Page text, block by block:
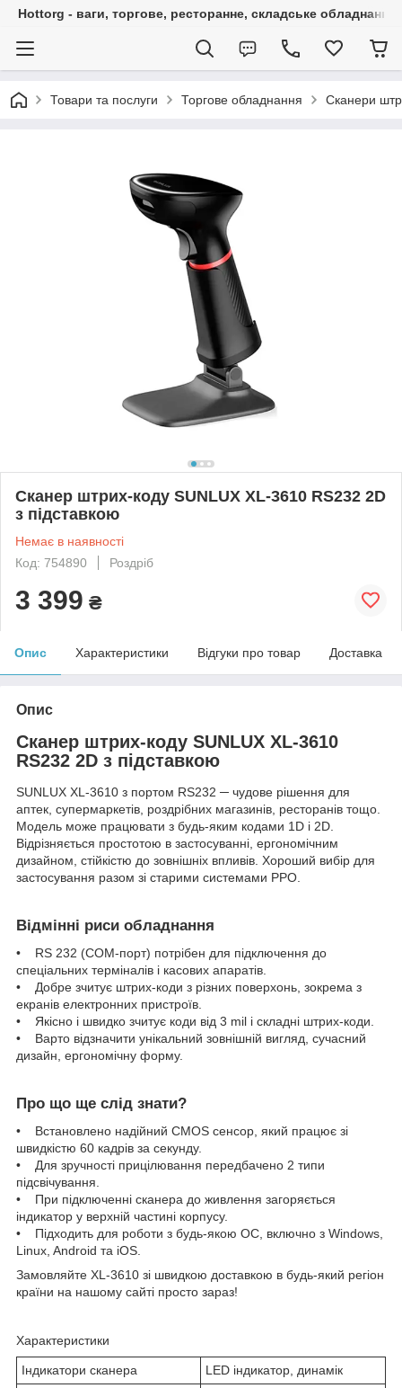
Hottorg - ваги, торгове, ресторанне, складське обладнання
Товари та послуги Торгове обладнання Сканери
Сканер штрих-коду SUNLUX XL-3610 RS232 2D
з підставкою
Немає в наявності
Код: 754890
Роздріб
3 399 ₴
Опис Характеристики Відгуки про товар Доставка
Опис
Сканер штрих-коду SUNLUX XL-3610
RS232 2D з підставкою
SUNLUX XL-3610 з портом RS232 ─ чудове рішення для
аптек, супермаркетів, роздрібних магазинів, ресторанів тощо.
Модель може працювати з будь-яким кодами 1D і 2D.
Відрізняється простотою в застосуванні, ергономічним
дизайном, стійкістю до зовнішніх впливів. Хороший вибір для
застосування разом зі старими системами РРО.
Відмінні риси обладнання
• RS 232 (COM-порт) потрібен для підключення до
спеціальних терміналів і касових апаратів.
• Добре зчитує штрих-коди з різних поверхонь, зокрема з
екранів електронних пристроїв.
• Якісно і швидко зчитує коди від 3 mil і складні штрих-коди.
• Варто відзначити унікальний зовнішній вигляд, сучасний
дизайн, ергономічну форму.
Про що ще слід знати?
• Встановлено надійний CMOS сенсор, який працює зі
швидкістю 60 кадрів за секунду.
• Для зручності прицілювання передбачено 2 типи
підсвічування.
• При підключенні сканера до живлення загоряється
індикатор у верхній частині корпусу.
• Підходить для роботи з будь-якою ОС, включно з Windows,
Linux, Android та iOS.
Замовляйте XL-3610 зі швидкою доставкою в будь-який регіон
країни на нашому сайті просто зараз!
Характеристики
Індикатори сканера
LED індикатор, динамік